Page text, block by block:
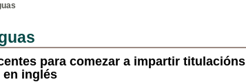
para comezar a impartir titulacións
en inglés